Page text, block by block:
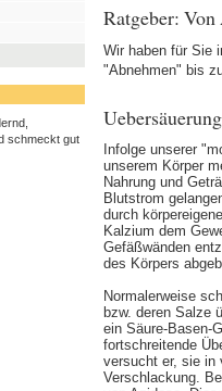
schmeckt gut
Ratgeber:
Wir haben für Sie
"Abnehmen" bis
Uebersäuerung
Infolge unserer
unserem Körper
Nahrung und
Blutstrom
durch
Kalzium dem
Gefäßwänden
des Körpers
Normalerweise
bzw. deren Salze
ein Säure-Basen-
fortschreitende
versucht er, sie in
Verschlackung.